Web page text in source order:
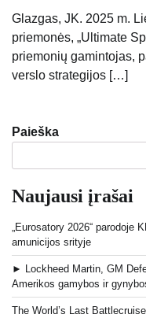
Glazgas, JK. 2025 m.
priemonės, „Ultimate
priemonių gamintojas,
verslo strategijos […]
Paieška
Naujausi įrašai
„Eurosatory 2026“
amunicijos srityje
► Lockheed Martin, GM
Amerikos gamybos ir
The World’s Last